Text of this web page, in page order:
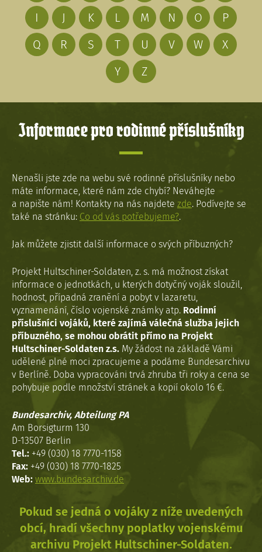
I
J K L M N O
P
Q
R S T U V W
X
Y
Z
Informace pro rodinné příslušníky
Nenašli jste zde na webu své rodinné příslušníky nebo
máte informace, které nám zde chybí? Neváhejte
a napište nám! Kontakty na nás najdete zde. Podívejte se
také na stránku: Co od vás potřebujeme?.
Jak můžete zjistit další informace o svých příbuzných?
Projekt Hultschiner-Soldaten, z. s. má možnost získat
informace o jednotkách, u kterých dotyčný voják sloužil,
hodnost, případná zranění a pobyt v lazaretu,
vyznamenání, číslo vojenské známky atp. Rodinní
příslušníci vojáků, které zajímá válečná služba jejich
příbuzného, se mohou obrátit přímo na Projekt
Hultschiner-Soldaten z.s. My žádost na základě Vámi
udělené plné moci zpracujeme a podáme Bundesarchivu
v Berlíně. Doba vypracováni trvá zhruba tři roky a cena se
pohybuje podle množství stránek a kopií okolo 16 €.
Bundesarchiv, Abteilung PA
Am Borsigturm 130
D-13507 Berlin
Tel.: +49 (030) 18 7770-1158
Fax: +49 (030) 18 7770-1825
Web: www.bundesarchiv.de
Pokud se jedná o vojáky z níže uvedených
obcí, hradí všechny poplatky vojenskému
archivu Projekt Hultschiner-Soldaten.